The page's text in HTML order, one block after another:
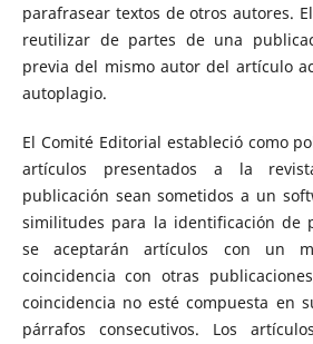
parafrasear textos de otros autores.
reutilizar de partes de una
previa del mismo autor del artículo
autoplagio.
El Comité Editorial estableció como
artículos presentados a la
publicación sean sometidos a un
similitudes para la identificación de
se aceptarán artículos con un
coincidencia con otras
coincidencia no esté compuesta en
párrafos consecutivos. Los